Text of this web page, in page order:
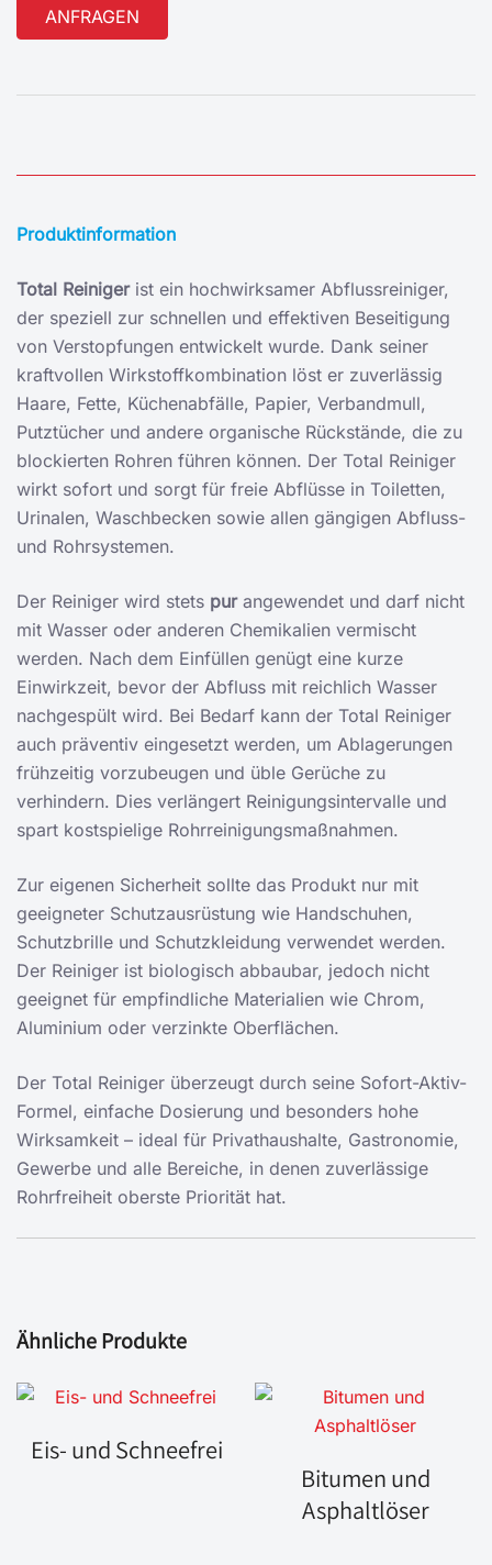
Produktinformation
Total Reinigerist ein hochwirksamer Abflussreiniger,
der speziell zur schnellen und effektiven Beseitigung
von Verstopfungen entwickelt wurde. Dank seiner
kraftvollen Wirkstoffkombination löst er zuverlässig
Haare, Fette, Küchenabfälle, Papier, Verbandmull,
Putztücher und andere organische Rückstände, die zu
blockierten Rohren führen können. Der Total Reiniger
wirkt sofort und sorgt für freie Abflüsse in Toiletten,
Urinalen, Waschbecken sowie allen gängigen Abfluss-
und Rohrsystemen.
Der Reiniger wird stets purangewendet und darf nicht
mit Wasser oder anderen Chemikalien vermischt
werden. Nach dem Einfüllen genügt eine kurze
Einwirkzeit, bevor der Abfluss mit reichlich Wasser
nachgespült wird. Bei Bedarf kann der Total Reiniger
auch präventiv eingesetzt werden, um Ablagerungen
frühzeitig vorzubeugen und üble Gerüche zu
verhindern. Dies verlängert Reinigungsintervalle und
spart kostspielige Rohrreinigungsmaßnahmen.
Zur eigenen Sicherheit sollte das Produkt nur mit
geeigneter Schutzausrüstung wie Handschuhen,
Schutzbrille und Schutzkleidung verwendet werden.
Der Reiniger ist biologisch abbaubar, jedoch nicht
geeignet für empfindliche Materialien wie Chrom,
Aluminium oder verzinkte Oberflächen.
Der Total Reiniger überzeugt durch seine Sofort-Aktiv-
Formel, einfache Dosierung und besonders hohe
Wirksamkeit – ideal für Privathaushalte, Gastronomie,
Gewerbe und alle Bereiche, in denen zuverlässige
Rohrfreiheit oberste Priorität hat.
Ähnliche Produkte
Eis- und Schneefrei
Bitumen und
Asphaltlöser